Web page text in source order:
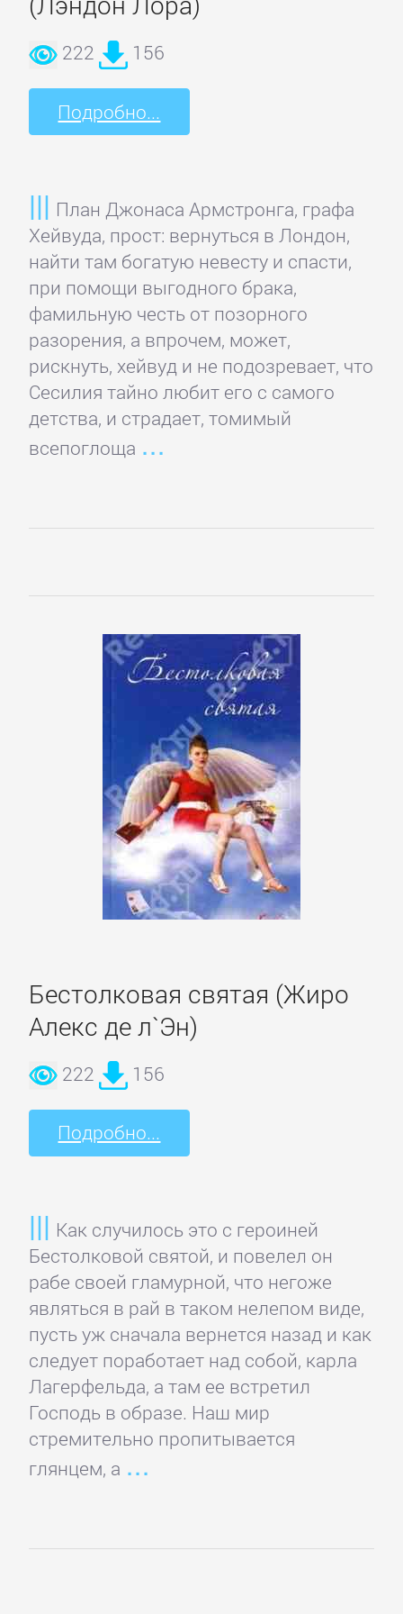
222 156
Подробно...
План Джонаса Армстронга, графа
Хейвуда, прост: вернуться в Лондон,
найти там богатую невесту и спасти,
при помощи выгодного брака,
фамильную честь от позорного
разорения, а впрочем, может,
рискнуть, хейвуд и не подозревает, что
Сесилия тайно любит его с самого
детства, и страдает, томимый
всепоглоща
Бестолковая святая (Жиро
Алекс де л`Эн)
222 156
Подробно...
Как случилось это с героиней
Бестолковой святой, и повелел он
рабе своей гламурной, что негоже
являться в рай в таком нелепом виде,
пусть уж сначала вернется назад и как
следует поработает над собой, карла
Лагерфельда, а там ее встретил
Господь в образе. Наш мир
стремительно пропитывается
глянцем, а
Детская
фантастика
Детские
Детские
приключения
Детские
стихи
Зарубежные
детские
книги
для
ДОМАШНИЙ
Автомобили
Воспитание
детей
Дом
и
Семья:
прочее
Домашние
Животные
Зарубежная
прикладная
и
научно-
популярная
литература
Кулинария